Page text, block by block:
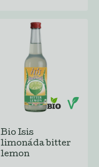
Bio Isis
limonáda bitter
lemon